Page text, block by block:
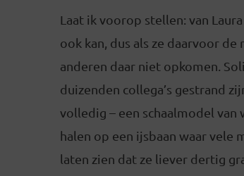
Laat ik voorop stellen: van
ook kan, dus als ze daarvoor
anderen daar niet opkomen.
duizenden collega’s gestrand
volledig – een schaalmodel
halen op een ijsbaan waar vele
laten zien dat ze liever dertig